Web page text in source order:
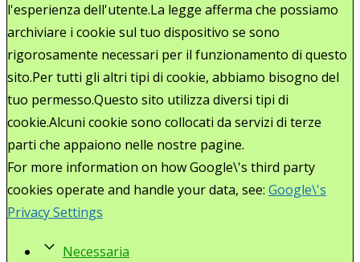
l'esperienza dell'utente.La legge afferma che possiamo
archiviare i cookie sul tuo dispositivo se sono
rigorosamente necessari per il funzionamento di questo
sito.Per tutti gli altri tipi di cookie, abbiamo bisogno del
tuo permesso.Questo sito utilizza diversi tipi di
cookie.Alcuni cookie sono collocati da servizi di terze
parti che appaiono nelle nostre pagine.
For more information on how Google\'s third party
cookies operate and handle your data, see: Google\'s
Privacy Settings
Necessaria